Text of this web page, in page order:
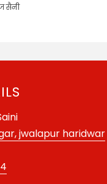
सैनी
jwalapur haridwar